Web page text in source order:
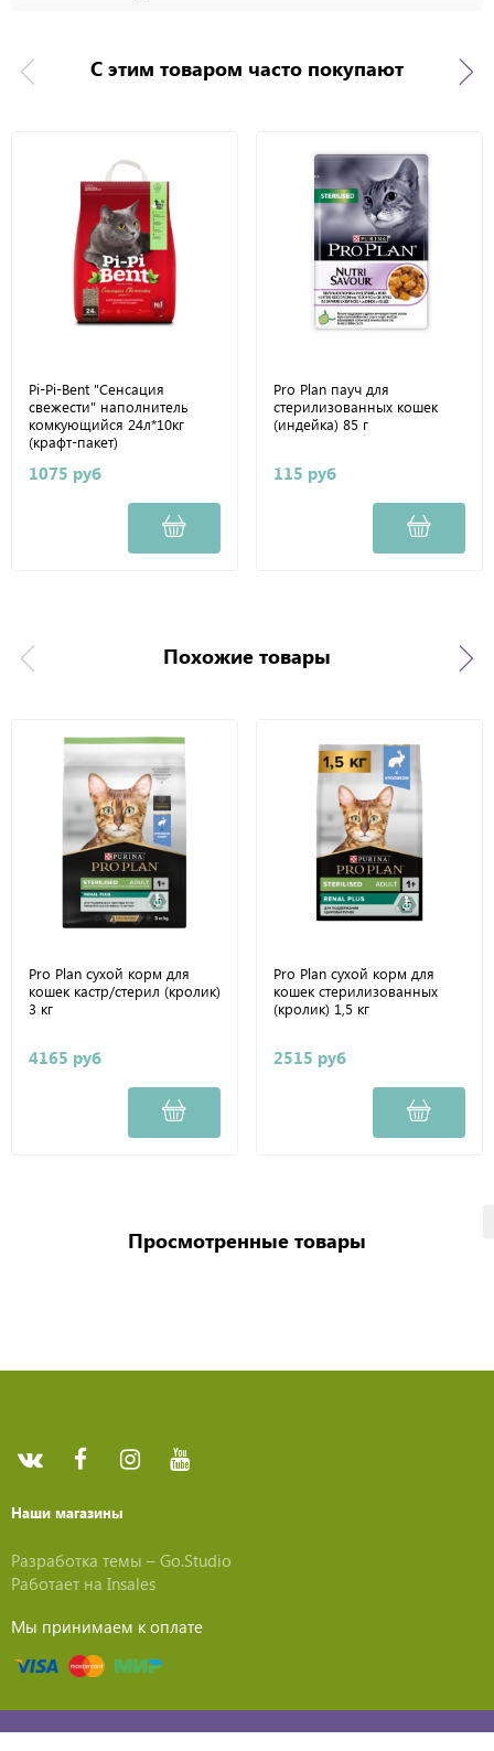
С этим товаром часто покупают
Pi-Pi-Bent "Сенсация
свежести" наполнитель
комкующийся 24л*10кг
(крафт-пакет)
1075 руб
Pro Plan пауч для
стерилизованных кошек
(индейка) 85 г
115 руб
Похожие товары
Pro Plan сухой корм для
кошек кастр/стерил (кролик)
3 кг
4165 руб
Pro Plan сухой корм для
кошек стерилизованных
(кролик) 1,5 кг
2515 руб
Просмотренные товары
Наши магазины
Разработка темы – Go.Studio
Работает на Insales
Мы принимаем к оплате